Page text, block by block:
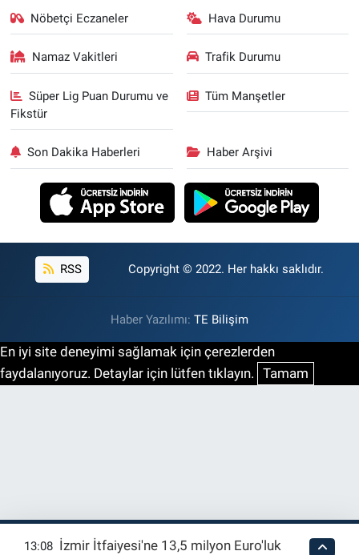
Nöbetçi Eczaneler Hava Durumu
Namaz Vakitleri Trafik Durumu
Süper Lig Puan Durumu ve
Fikstür
Tüm Manşetler
Son Dakika Haberleri Haber Arşivi
RSS Copyright © 2022. Her hakkı saklıdır.
Haber Yazılımı: TE Bilişim
En iyi site deneyimi sağlamak için çerezlerden
faydalanıyoruz. Detaylar için lütfen tıklayın. Tamam
13:08 İzmir İtfaiyesi'ne 13,5 milyon Euro'luk